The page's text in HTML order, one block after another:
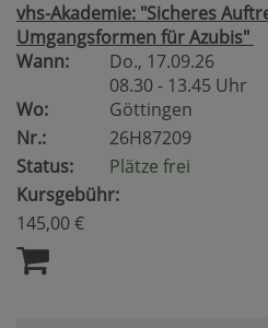
vhs-Akademie: "Sicheres
Umgangsformen für Azubis"
Wann:
Do., 17.09.26
08.30 - 13.45 Uhr
Wo:
Göttingen
Nr.:
26H87209
Status:
Plätze frei
Kursgebühr:
145,00 €